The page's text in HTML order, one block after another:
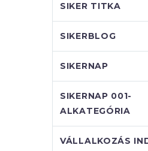
SIKER TITKA
SIKERBLOG
SIKERNAP
SIKERNAP 001-
ALKATEGÓRIA
VÁLLALKOZÁS